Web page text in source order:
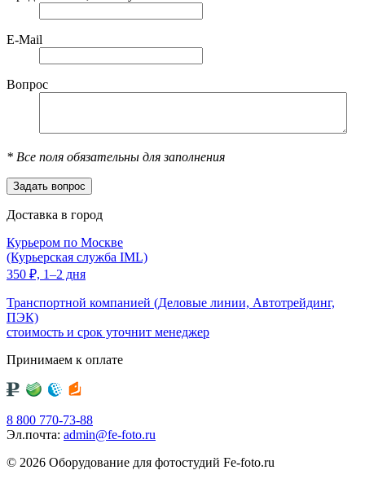
E-Mail
Вопрос
* Все поля обязательны для заполнения
Доставка в город
Курьером по Москве
(Курьерская служба IML)
350 ₽, 1–2 дня
Транспортной компанией (Деловые линии, Автотрейдинг,
ПЭК)
стоимость и срок уточнит менеджер
Принимаем к оплате
8 800 770-73-88
Эл.почта: admin@fe-foto.ru
© 2026 Оборудование для фотостудий Fe-foto.ru